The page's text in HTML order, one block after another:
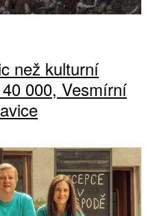
než kulturní
000, Vesmírní